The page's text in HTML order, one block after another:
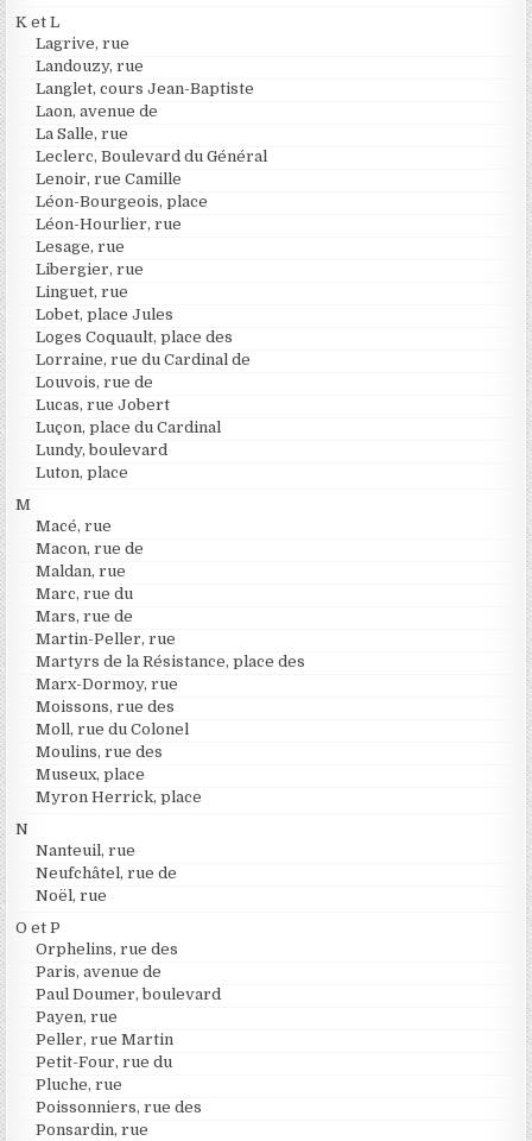
K et L
Lagrive, rue
Landouzy, rue
Langlet, cours Jean-Baptiste
Laon, avenue de
La Salle, rue
Leclerc, Boulevard du Général
Lenoir, rue Camille
Léon-Bourgeois, place
Léon-Hourlier, rue
Lesage, rue
Libergier, rue
Linguet, rue
Lobet, place Jules
Loges Coquault, place des
Lorraine, rue du Cardinal de
Louvois, rue de
Lucas, rue Jobert
Luçon, place du Cardinal
Lundy, boulevard
Luton, place
M
Macé, rue
Macon, rue de
Maldan, rue
Marc, rue du
Mars, rue de
Martin-Peller, rue
Martyrs de la Résistance, place des
Marx-Dormoy, rue
Moissons, rue des
Moll, rue du Colonel
Moulins, rue des
Museux, place
Myron Herrick, place
N
Nanteuil, rue
Neufchâtel, rue de
Noël, rue
O et P
Orphelins, rue des
Paris, avenue de
Paul Doumer, boulevard
Payen, rue
Peller, rue Martin
Petit-Four, rue du
Pluche, rue
Poissonniers, rue des
Ponsardin, rue